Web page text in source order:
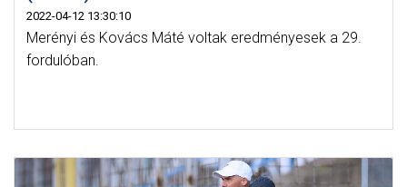
2022-04-12 13:30:10
Merényi és Kovács Máté voltak eredményesek a 29.
fordulóban.